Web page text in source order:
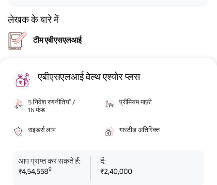
लेखक के बारे में
टीम एबीएसएलआई
एबीएसएलआई वेल्थ एश्योर प्लस
5 निवेश रणनीतियाँ /
16 फंड
प्रीमियम माफ़ी
राइडर्स लाभ गारंटीड अतिरिक्त
आप प्राप्त कर सकते हैं:
₹4,54,5589
दें:
₹2,40,000